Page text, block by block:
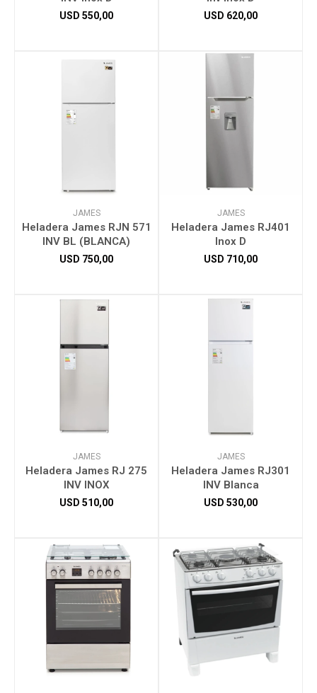
USD 550,00 USD 620,00
JAMES
Heladera James RJN 571
INV BL (BLANCA)
USD 750,00
JAMES
Heladera James RJ401
Inox D
USD 710,00
JAMES
Heladera James RJ 275
INV INOX
USD 510,00
JAMES
Heladera James RJ301
INV Blanca
USD 530,00